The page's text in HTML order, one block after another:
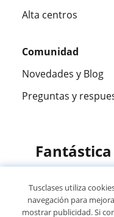
Alta centros
Comunidad
Novedades y Blog
Preguntas y
Fantástica
Tusclases utiliza
navegación para
mostrar publicidad. Si